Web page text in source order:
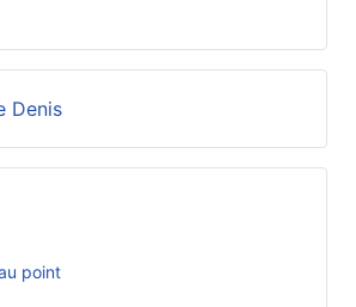
Denis
point